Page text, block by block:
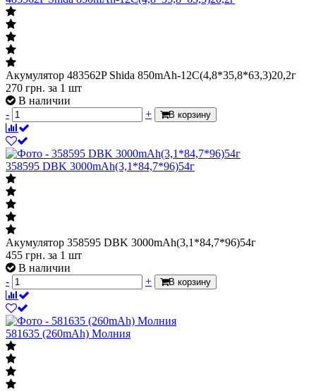
Акумулятор 483562P Shida 850mAh-12С(4,8*35,8*63,3)20,2г
270
-
+ В корзину
358595 DBK 3000mAh(3,1*84,7*96)54г
Акумулятор 358595 DBK 3000mAh(3,1*84,7*96)54г
455
-
+ В корзину
581635 (260mAh) Молния
Акумулятор 581635 (260mAh) Молния
95